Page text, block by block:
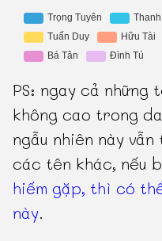
PS: ngay cả
không cao trong
ngẫu nhiên này
các tên khác, nếu
hiếm gặp, thì có
này.